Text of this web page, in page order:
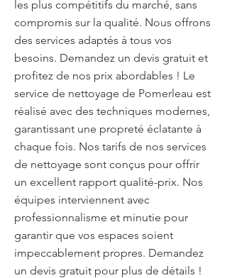
les plus compétitifs du marché, sans
compromis sur la qualité. Nous offrons
des services adaptés à tous vos
besoins. Demandez un devis gratuit et
profitez de nos prix abordables ! Le
service de nettoyage de Pomerleau est
réalisé avec des techniques modernes,
garantissant une propreté éclatante à
chaque fois. Nos tarifs de nos services
de nettoyage sont conçus pour offrir
un excellent rapport qualité-prix. Nos
équipes interviennent avec
professionnalisme et minutie pour
garantir que vos espaces soient
impeccablement propres. Demandez
un devis gratuit pour plus de détails !